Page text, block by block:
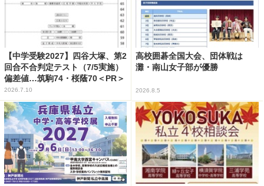
【中学受験2027】四谷大塚、第2
回合不合判定テスト（7/5実施）
偏差値…筑駒74・桜蔭70＜PR＞
2026.7.10
高校囲碁全国大会、団体戦は
灘・南山女子部が優勝
2026.8.5